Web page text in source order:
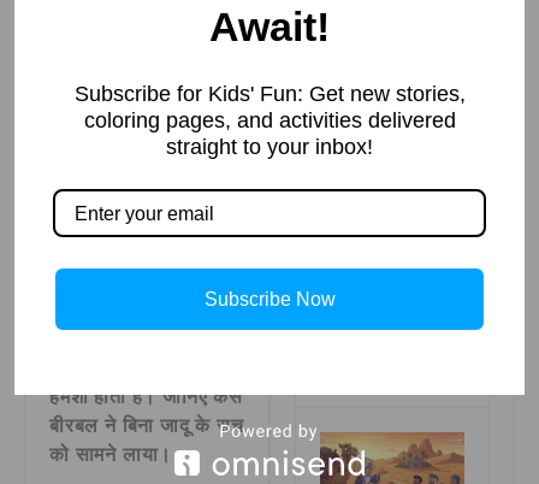
जीत किसकी –
सच्चाई और ईमानदारी
की जीत
अकबर-बीरबल की यह
हमेशा होती है। जानिए कैसे
बीरबल ने बिना जादू के सच
को सामने लाया।
Essay on My
School
Await!
Subscribe for Kids' Fun: Get new stories,
coloring pages, and activities delivered
straight to your inbox!
Subscribe Now